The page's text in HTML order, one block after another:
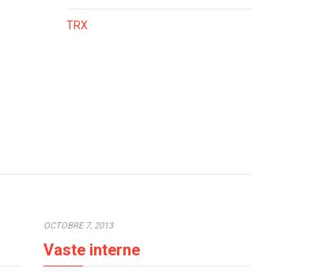
TRX
OCTOBRE 7, 2013
Vaste interne